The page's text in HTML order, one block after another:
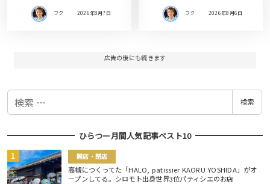
フク 2026年8月7日 フク 2026年8月6日
広告の後にも続きます
検
検索
ひらつー月間人気記事ベスト10
開店・閉店
高槻につくってた「HALO, patissier KAORU YOSHIDA」がオ
ープンしてる。シロモト出身世界3位パティシエのお店